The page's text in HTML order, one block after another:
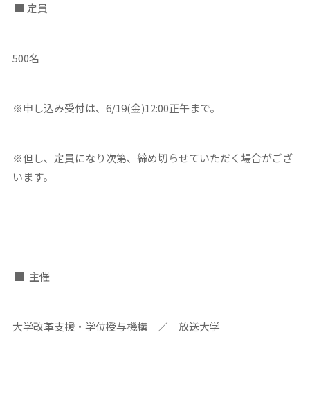
■ 定員
500名
※申し込み受付は、6/19(金)12:00正午まで。
※但し、定員になり次第、締め切らせていただく場合がござ
います。
■ 主催
大学改革支援・学位授与機構 ／ 放送大学